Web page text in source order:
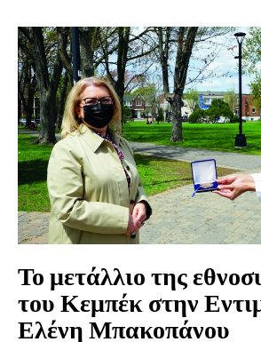
Το μετάλλιο της
του Κεμπέκ στην
Ελένη Μπακοπάνου